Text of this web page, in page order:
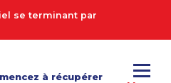
se terminant par
à récupérer